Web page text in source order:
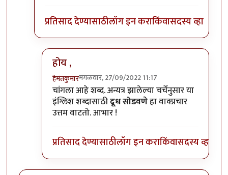
प्रतिसाद देण्यासाठीलॉग इन कराकिंवासदस्य व्हा
होय ,
हेमंतकुमारमंगळवार, 27/09/2022 11:17
In reply toदूधवियोग पेक्षा...bymayu4u
चांगला आहे शब्द. अन्यत्र झालेल्या चर्चेनुसार या
इंग्लिश शब्दासाठीदूध सोडवणेहा वाक्प्रचार
उत्तम वाटतो. आभार !
प्रतिसाद देण्यासाठीलॉग इन कराकिंवासदस्य व्हा